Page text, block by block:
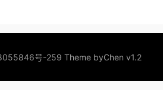
号-259 Theme byChen v1.2